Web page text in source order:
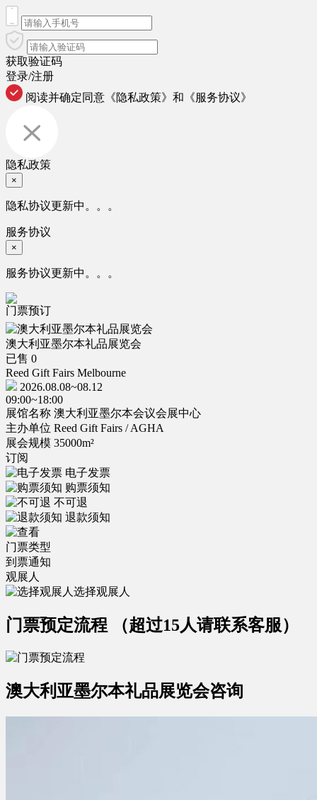
获取验证码
登录/注册
阅读并确定同意 《隐私政策》 和 《服务协议》
隐私政策
×
隐私协议更新中。。。
服务协议
×
服务协议更新中。。。
门票预订
澳大利亚墨尔本礼品展览会
已售 0
Reed Gift Fairs Melbourne
2026.08.08~08.12
09:00~18:00
展馆名称 澳大利亚墨尔本会议会展中心
主办单位 Reed Gift Fairs / AGHA
展会规模 35000m²
订阅
电子发票
购票须知
不可退
退款须知
门票类型
到票通知
观展人
选择观展人
门票预定流程 （超过15人请联系客服）
澳大利亚墨尔本礼品展览会咨询